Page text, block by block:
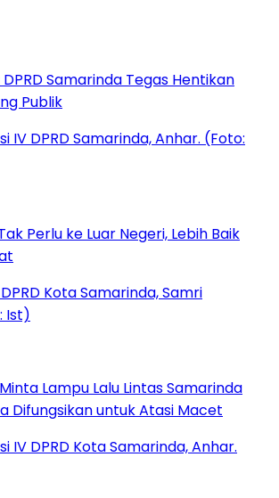
Samarinda Tegas Hentikan
Publik
Perlu ke Luar Negeri, Lebih Baik
Lampu Lalu Lintas Samarinda
Difungsikan untuk Atasi Macet